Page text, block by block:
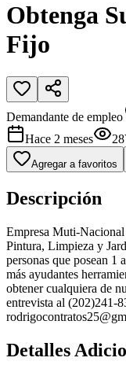
Obtenga
Fijo
Demandante de empleo
Hace 2 meses
28
Agregar a favoritos
Descripción
Empresa Muti-Nacional
Pintura, Limpieza y
personas que posean 1
más ayudantes
obtener cualquiera de
entrevista al (202)241-
Detalles